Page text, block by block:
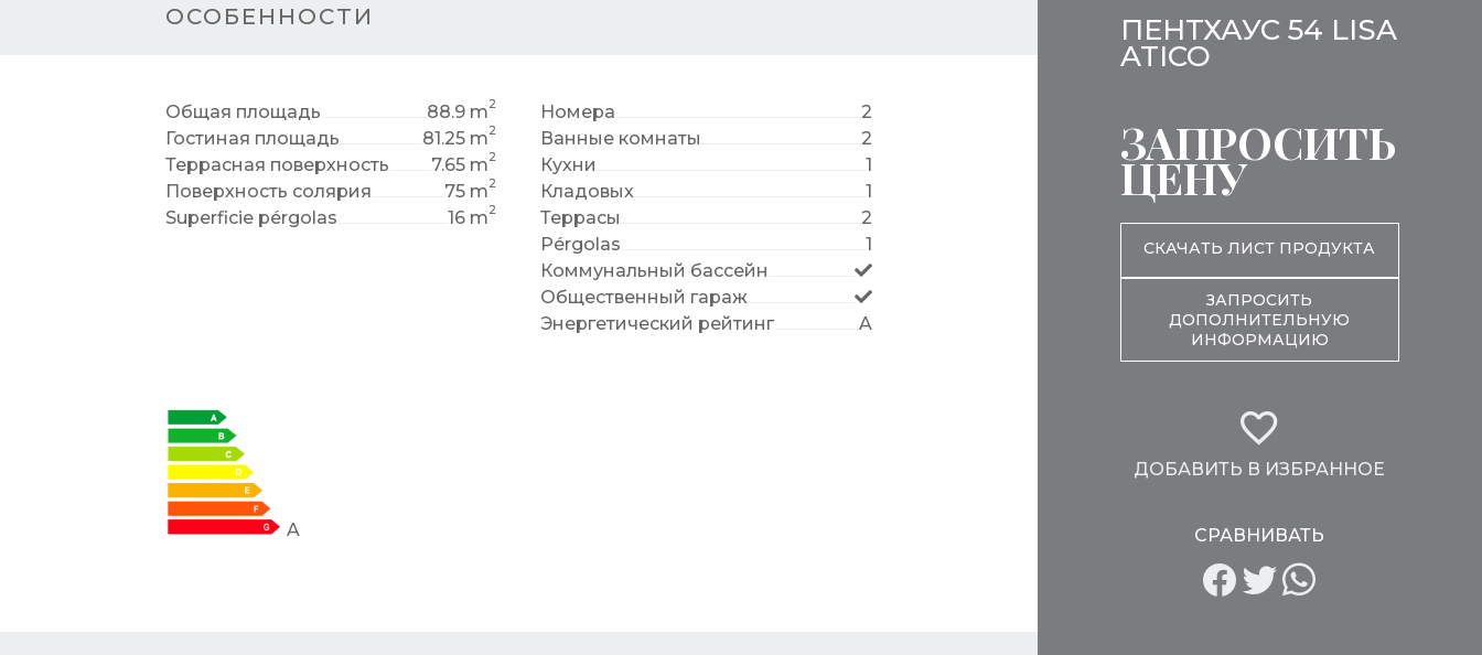
ОСОБЕННОСТИ
Общая площадь 88.9 m2
Гостиная площадь 81.25 m2
Террасная поверхность 7.65 m2
Поверхность солярия 75 m2
Superficie pérgolas 16 m2
Номера
2
Ванные комнаты
2
Кухни
1
Кладовых
1
Террасы
2
Pérgolas
1
Коммунальный бассейн
Общественный гараж
Энергетический рейтинг
A
A
ПЕНТХАУС 54 LISA
ATICO
ЗАПРОСИТЬ
ЦЕНУ
СКАЧАТЬ ЛИСТ ПРОДУКТА
ЗАПРОСИТЬ
ДОПОЛНИТЕЛЬНУЮ
ИНФОРМАЦИЮ
ДОБАВИТЬ В ИЗБРАННОЕ
СРАВНИВАТЬ